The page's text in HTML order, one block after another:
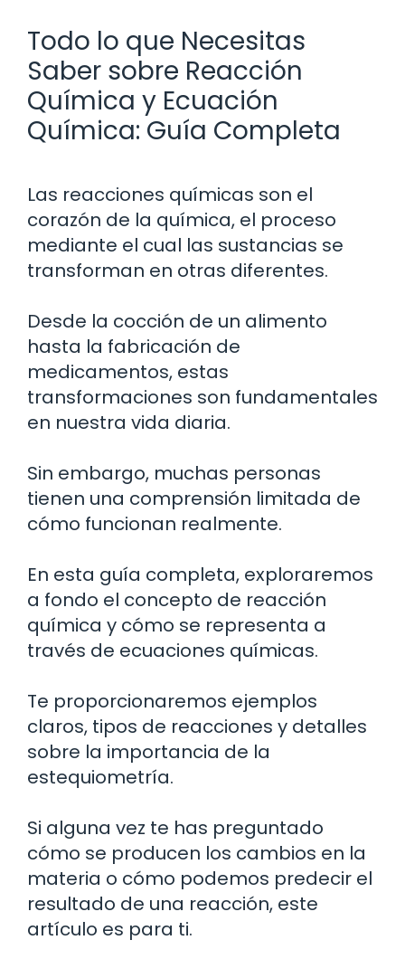
Todo lo que Necesitas
Saber sobre Reacción
Química y Ecuación
Química: Guía Completa
Las reacciones químicas son el
corazón de la química, el proceso
mediante el cual las sustancias se
transforman en otras diferentes.
Desde la cocción de un alimento
hasta la fabricación de
medicamentos, estas
transformaciones son fundamentales
en nuestra vida diaria.
Sin embargo, muchas personas
tienen una comprensión limitada de
cómo funcionan realmente.
En esta guía completa, exploraremos
a fondo el concepto de reacción
química y cómo se representa a
través de ecuaciones químicas.
Te proporcionaremos ejemplos
claros, tipos de reacciones y detalles
sobre la importancia de la
estequiometría.
Si alguna vez te has preguntado
cómo se producen los cambios en la
materia o cómo podemos predecir el
resultado de una reacción, este
artículo es para ti.